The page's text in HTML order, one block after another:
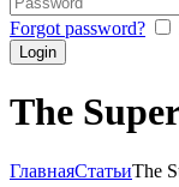
Forgot password?
The
ГлавнаяСтатьиThe